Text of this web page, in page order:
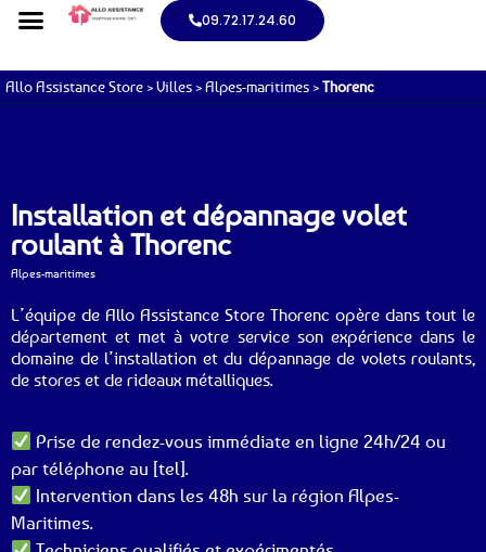
09.72.17.24.60
Allo Assistance Store >Villes >Alpes-maritimes >Thorenc
Installation et dépannage volet
roulant à Thorenc
Alpes-maritimes
L’équipe de Allo Assistance Store Thorenc opère dans tout le
département et met à votre service son expérience dans le
domaine de l’installation et du dépannage de volets roulants,
de stores et de rideaux métalliques.
Prise de rendez-vous immédiate en ligne 24h/24 ou
par téléphone au [tel].
Intervention dans les 48h sur la région Alpes-
Maritimes.